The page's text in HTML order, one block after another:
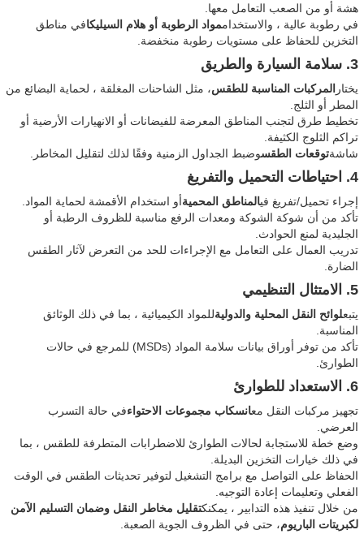
هشة أو من الصعب التعامل معها.
في رطوبة عالية ، والاستخداممواد الرطوبة أو هلام السيليكافي مناطق
التخزين للحفاظ على مستويات رطوبة منخفضة.
3. سلامة السيارة والطريق
يختار المركبات المناسبة للطقس، مثل الشاحنات المغلقة ، لحماية البضائع من
المطر أو الثلج.
تخطيط طرق لتجنب المناطق المعرضة للفيضانات أو الانهيارات الأرضية أو
تراكم الثلوج الكثيفة.
شاشةتوقعات الطقسوضبط الجداول الزمنية وفقًا لذلك لتقليل المخاطر.
4. احتياطات التحميل والتفريغ
إجراء تحميل/تفريغ فيالمناطق المحميةأو استخدام الأقمشة لحماية المواد.
تأكد من أن شوكة الشوكة ومعدات الرفع مناسبة للظروف الرطبة أو
الجليدية لمنع الحوادث.
تدريب العمال على التعامل مع الإجراءات للحد من التعرض لآثار الطقس
الضارة.
5. الامتثال التنظيمي
يتبعلوائح النقل المحلية والدوليةللمواد الكيميائية ، بما في ذلك الوثائق
المناسبة.
تأكد من توفر أوراق بيانات سلامة المواد (MSDs) للمرجع في حالات
الطوارئ.
6. الاستعداد للطوارئ
تجهيز مركبات النقل معانسكاب مجموعات الاحتواءفي حالة التسرب
العرضي.
وضع خطة للاستجابة لحالات الطوارئ للاضطرابات المتطرفة للطقس ، بما
في ذلك خيارات التخزين البديلة.
الحفاظ على التواصل مع برامج التشغيل لتوفير تحديثات الطقس في الوقت
الفعلي وتعليمات إعادة التوجيه.
من خلال تنفيذ هذه التدابير ، يمكنكتقليل مخاطر النقل وضمان التسليم الآمن
لكبريتات الباريوم، حتى في الظروف الجوية الصعبة.